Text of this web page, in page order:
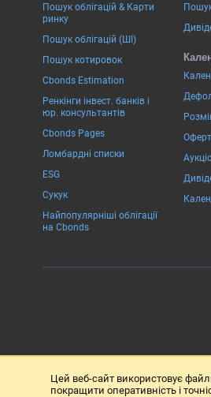
Пошук облігацій & Карти
ринку
Пошук облігацій (ШІ)
Пошук котировок
Cbonds Estimation
Ренкінги інвест. банків і
юр. консультантів
Cbonds Pages
Ломбардні списки
ESG
Сукук
Найпопулярніші облігації
на Cbonds
Цей веб-сайт використовує
покращити оперативність і